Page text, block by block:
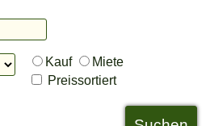
Kauf
Miete
Preissortiert